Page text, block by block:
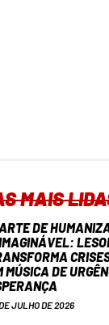
MAIS
DE
MÚSICA DE
JULHO DE 2026